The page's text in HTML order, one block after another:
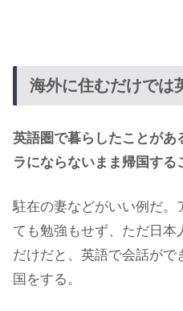
海外に住むだけでは
英語圏で暮らしたことがあ
ラにならないまま帰国する
駐在の妻などがいい例だ。
ても勉強もせず、ただ日本
だけだと、英語で会話がで
国をする。